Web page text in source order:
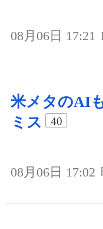
08月06日 17:21
米メタのAI
ミス
40
08月06日 17:02